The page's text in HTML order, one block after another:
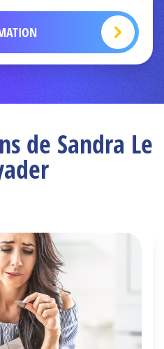
de Sandra Le